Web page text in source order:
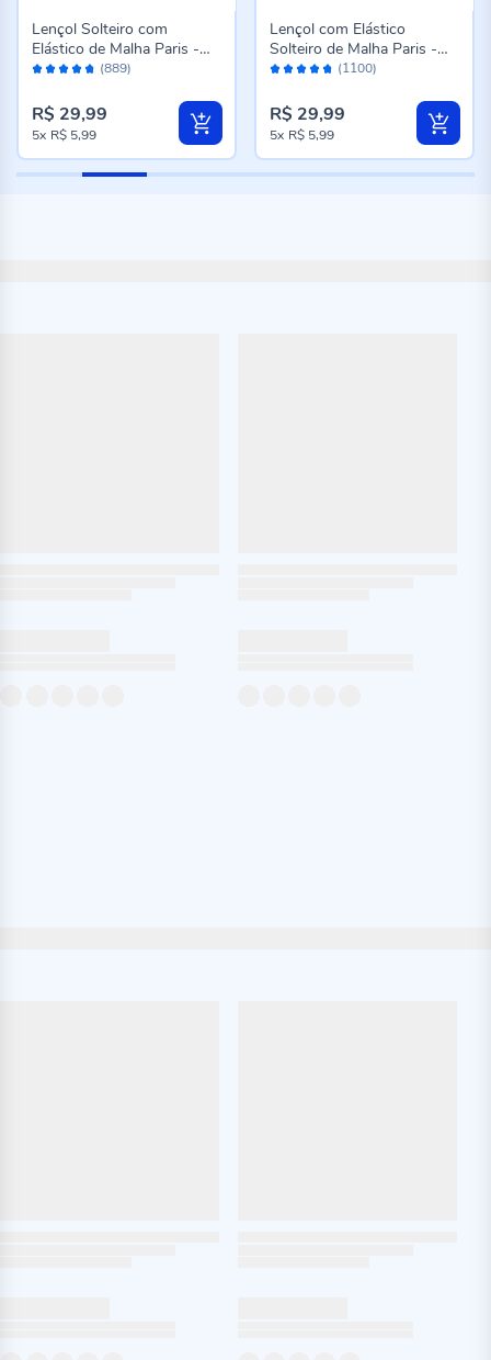
Avaliação: (889)
Lençol Solteiro com
Elástico de Malha Paris -
Cinza
R$ 29,99
5x R$ 5,99
Avaliação: (1100)
Lençol com Elástico
Solteiro de Malha Paris -
Rosa Cravo
R$ 29,99
5x R$ 5,99